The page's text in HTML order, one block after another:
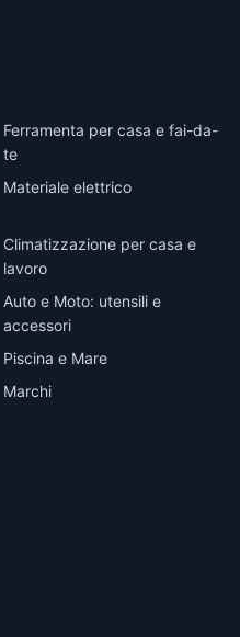
Ferramenta per casa e fai-da-
te
Materiale elettrico
Climatizzazione per casa e
lavoro
Auto e Moto: utensili e
accessori
Piscina e Mare
Marchi